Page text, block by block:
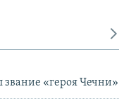
«героя Чечни»